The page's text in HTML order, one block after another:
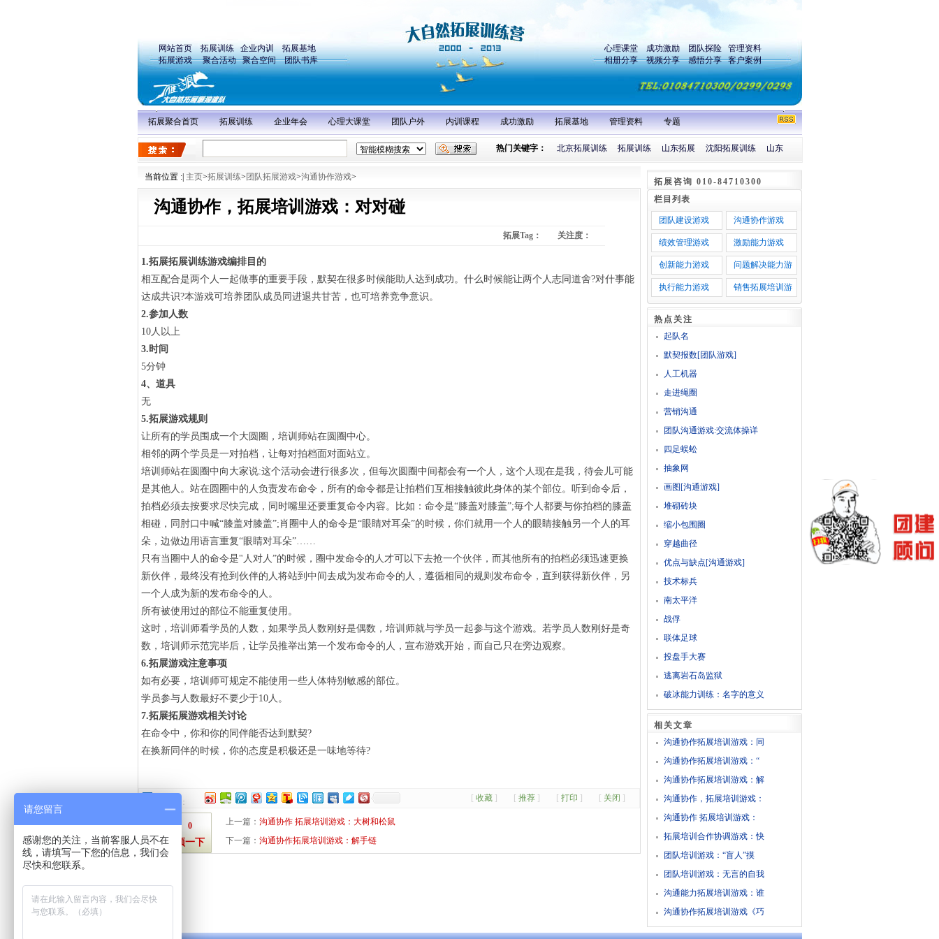
网站首页 拓展训练 企业内训
拓展基地
拓展游戏
聚合活动 聚合空间 团队书库
心理课堂 成功激励 团队探险
管理资料
相册分享
视频分享 感悟分享 客户案例
拓展聚合首页 拓展训练 企业年会 心理大课堂 团队户外 内训课程 成功激励 拓展基地 管理资料 专题
热门关键字： 北京拓展训练 拓展训练 山东拓展 沈阳拓展训练 山东
当前位置 :| 主页>拓展训练> 团队拓展游戏>沟通协作游戏>
沟通协作，拓展培训游戏：对对碰
拓展Tag： 关注度：
1.拓展拓展训练游戏编排目的
相互配合是两个人一起做事的重要手段，默契在很多时候能助人达到成功。什么时候能让两个人志同道舍?对什事能
达成共识?本游戏可培养团队成员同进退共甘苦，也可培养竞争意识。
2.参加人数
10人以上
3.时间
5分钟
4、道具
无
5.拓展游戏规则
让所有的学员围成一个大圆圈，培训师站在圆圈中心。
相邻的两个学员是一对拍档，让每对拍档面对面站立。
培训师站在圆圈中向大家说:这个活动会进行很多次，但每次圆圈中间都会有一个人，这个人现在是我，待会儿可能
是其他人。站在圆圈中的人负责发布命令，所有的命令都是让拍档们互相接触彼此身体的某个部位。听到命令后，
拍档必须去按要求尽快完成，同时嘴里还要重复命令内容。比如：命令是“膝盖对膝盖”;毎个人都要与你拍档的膝盖
相碰，同肘口中喊“膝盖对膝盖”;肖圈中人的命令是“眼睛对耳朵”的时候，你们就用一个人的眼睛接触另一个人的耳
朵，边做边用语言重复“眼睛对耳朵”……
只有当圈中人的命令是"人对人”的时候，圈中发命令的人才可以下去抢一个伙伴，而其他所有的拍档必须迅速更换
新伙伴，最终没有抢到伙伴的人将站到中间去成为发布命令的人，遵循相同的规则发布命令，直到获得新伙伴，另
一个人成为新的发布命令的人。
所有被使用过的部位不能重复使用。
这时，培训师看学员的人数，如果学员人数刚好是偶数，培训师就与学员一起参与这个游戏。若学员人数刚好是奇
数，培训师示范完毕后，让学员推举出第一个发布命令的人，宣布游戏开始，而自己只在旁边观察。
6.拓展游戏注意事项
如有必要，培训师可规定不能使用一些人体特别敏感的部位。
学员参与人数最好不要少于10人。
7.拓展拓展游戏相关讨论
在命令中，你和你的同伴能否达到默契?
在换新同伴的时候，你的态度是积极还是一味地等待?
分享到： [ 收藏 ] [ 推荐 ] [ 打印 ] [ 关闭 ]
0
顶一下
上一篇： 沟通协作 拓展培训游戏：大树和松鼠
下一篇： 沟通协作拓展培训游戏：解手链
拓展咨询 010-84710300
栏目列表
团队建设游戏 沟通协作游戏
绩效管理游戏 激励能力游戏
创新能力游戏
问题解决能力游
戏
执行能力游戏
销售拓展培训游
戏
热点关注
起队名
默契报数[团队游戏]
人工机器
走进绳圈
营销沟通
团队沟通游戏:交流体操详
四足蜈蚣
抽象网
画图[沟通游戏]
堆砌砖块
缩小包围圈
穿越曲径
优点与缺点[沟通游戏]
技术标兵
南太平洋
战俘
联体足球
投盘手大赛
逃离岩石岛监狱
破冰能力训练：名字的意义
相关文章
沟通协作拓展培训游戏：同
沟通协作拓展培训游戏：“
沟通协作拓展培训游戏：解
沟通协作，拓展培训游戏：
沟通协作 拓展培训游戏：
拓展培训合作协调游戏：快
团队培训游戏：“盲人”摸
团队培训游戏：无言的自我
沟通能力拓展培训游戏：谁
沟通协作拓展培训游戏《巧
请您留言
感谢您的关注，当前客服人员不在
线，请填写一下您的信息，我们会
尽快和您联系。